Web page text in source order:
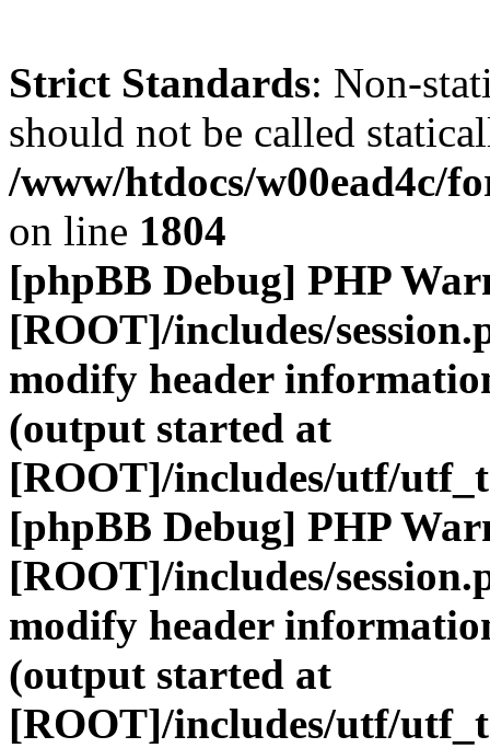
Strict Standards: Non-
should not be called
/www/htdocs/w00ead4c/
on line 1804
[phpBB Debug] PHP
[ROOT]/includes/
modify header
(output started at
[ROOT]/includes/utf/
[phpBB Debug] PHP
[ROOT]/includes/
modify header
(output started at
[ROOT]/includes/utf/